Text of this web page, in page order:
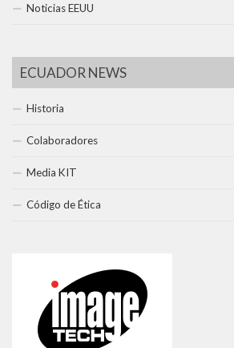
Noticias EEUU
ECUADOR NEWS
Historia
Colaboradores
Media KIT
Código de Ética